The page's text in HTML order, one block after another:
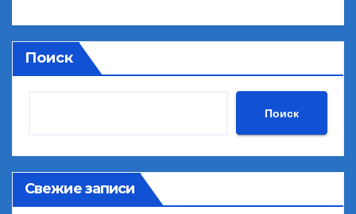
Поиск
Поиск
Свежие записи